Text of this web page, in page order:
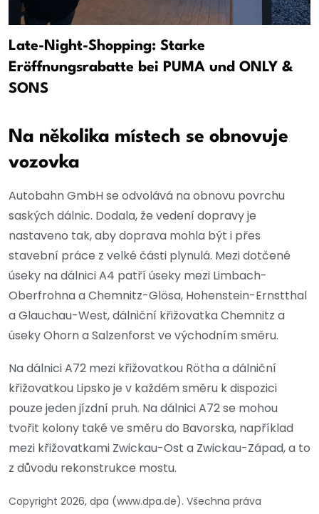
Late-Night-Shopping: Starke
Eröffnungsrabatte bei PUMA und ONLY &
SONS
Na několika místech se obnovuje
vozovka
Autobahn GmbH se odvolává na obnovu povrchu
saských dálnic. Dodala, že vedení dopravy je
nastaveno tak, aby doprava mohla být i přes
stavební práce z velké části plynulá. Mezi dotčené
úseky na dálnici A4 patří úseky mezi Limbach-
Oberfrohna a Chemnitz-Glösa, Hohenstein-Ernstthal
a Glauchau-West, dálniční křižovatka Chemnitz a
úseky Ohorn a Salzenforst ve východním směru.
Na dálnici A72 mezi křižovatkou Rötha a dálniční
křižovatkou Lipsko je v každém směru k dispozici
pouze jeden jízdní pruh. Na dálnici A72 se mohou
tvořit kolony také ve směru do Bavorska, například
mezi křižovatkami Zwickau-Ost a Zwickau-Západ, a to
z důvodu rekonstrukce mostu.
Copyright 2026, dpa (www.dpa.de). Všechna práva